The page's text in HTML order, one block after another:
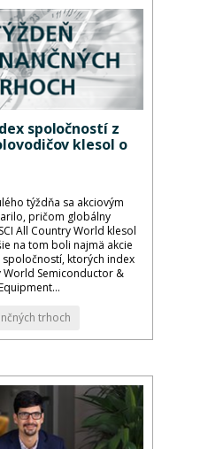
spoločností z
klesol o
týždňa sa akciovým
pričom globálny
All Country World klesol
na tom boli najmä akcie
ktorých index
World Semiconductor &
trhoch